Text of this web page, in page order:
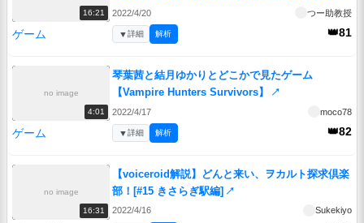
16:21 2022/4/20 つー助教授
ゲーム 👑81
▼詳細 解析
no image
4:01
琴葉茜と結月ゆかりとどこかで見たゲーム
【Vampire Hunters Survivors】
↗
2022/4/17 moco78
ゲーム 👑82
▼詳細 解析
no image
16:31
【voiceroid解説】どんと来い、ヲカルト探求倶楽
部！[#15 きさらぎ駅編] ↗
2022/4/16 Sukekiyo